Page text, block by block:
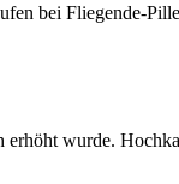
bei Fliegende-
wurde.